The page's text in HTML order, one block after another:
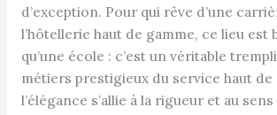
d’exception. Pour qui rêve d’une
l’hôtellerie haut de gamme, ce lieu est
qu’une école : c’est un véritable
métiers prestigieux du service haut de
l’élégance s’allie à la rigueur et au